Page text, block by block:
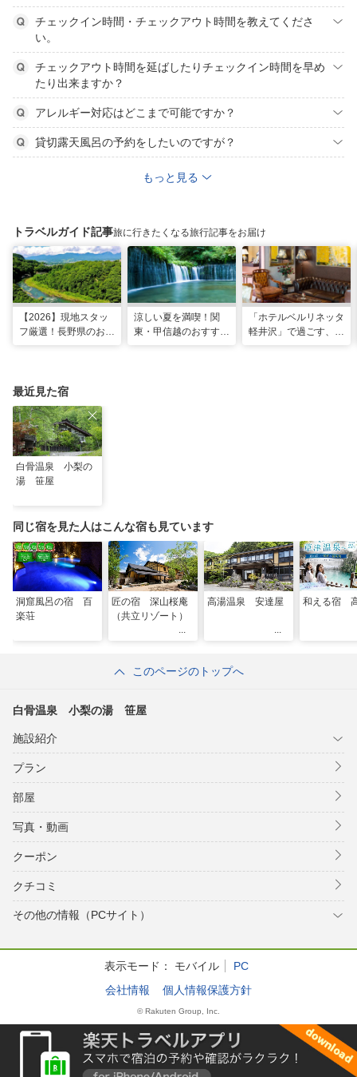
チェックイン時間・チェックアウト時間を教えてくださ
い。
チェックアウト時間を延ばしたりチェックイン時間を早め
たり出来ますか？
アレルギー対応はどこまで可能ですか？
貸切露天風呂の予約をしたいのですが？
もっと見る
トラベルガイド記事旅に行きたくなる旅行記事をお届け
【2026】現地スタッ
フ厳選！長野県のおす
涼しい夏を満喫！関
東・甲信越のおすすめ
「ホテルベルリネッタ
軽井沢」で過ごす、ア
最近見た宿
白骨温泉 小梨の
湯 笹屋
同じ宿を見た人はこんな宿も見ています
洞窟風呂の宿 百
楽荘
匠の宿 深山桜庵
（共立リゾート）
高湯温泉 安達屋 和える宿
このページのトップへ
白骨温泉 小梨の湯 笹屋
施設紹介
プラン
部屋
写真・動画
クーポン
クチコミ
その他の情報（PCサイト）
表示モード： モバイル
PC
会社情報
個人情報保護方針
© Rakuten Group, Inc.